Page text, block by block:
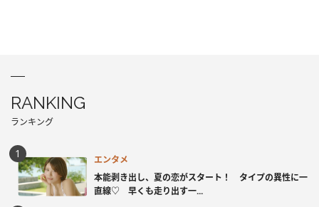
RANKING
ランキング
エンタメ
本能剥き出し、夏の恋がスタート！ タイプの異性に一
直線♡ 早くも走り出す一...